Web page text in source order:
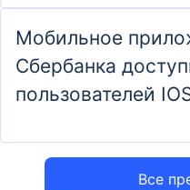
Все
Мобильное
Сбербанка
пользователей